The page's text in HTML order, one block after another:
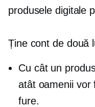
produsele digitale
Ține cont de două
Cu cât un
atât oamenii vor
fure.